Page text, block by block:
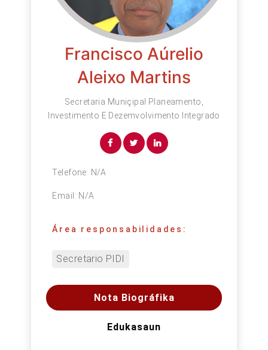
Francisco Aúrelio
Aleixo Martins
Secretaria Muniçipal Planeamento,
Investimento E Dezemvolvimento Integrado
Telefone: N/A
Email: N/A
Área responsabilidades:
Secretario PIDI
Nota Biográfika
Edukasaun